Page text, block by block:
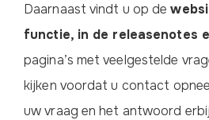
Daarnaast vindt u op de
functie, in de releasenotes
pagina’s met veelgestelde
kijken voordat u contact
uw vraag en het antwoord